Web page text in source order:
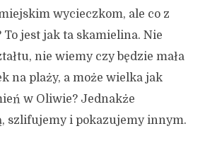
zależy to, jak
wycieczkom, ale co z
To jest jak ta skamielina. Nie
nie wiemy czy będzie mała
na plaży, a może wielka jak
w Oliwie? Jednakże
szlifujemy i pokazujemy innym.